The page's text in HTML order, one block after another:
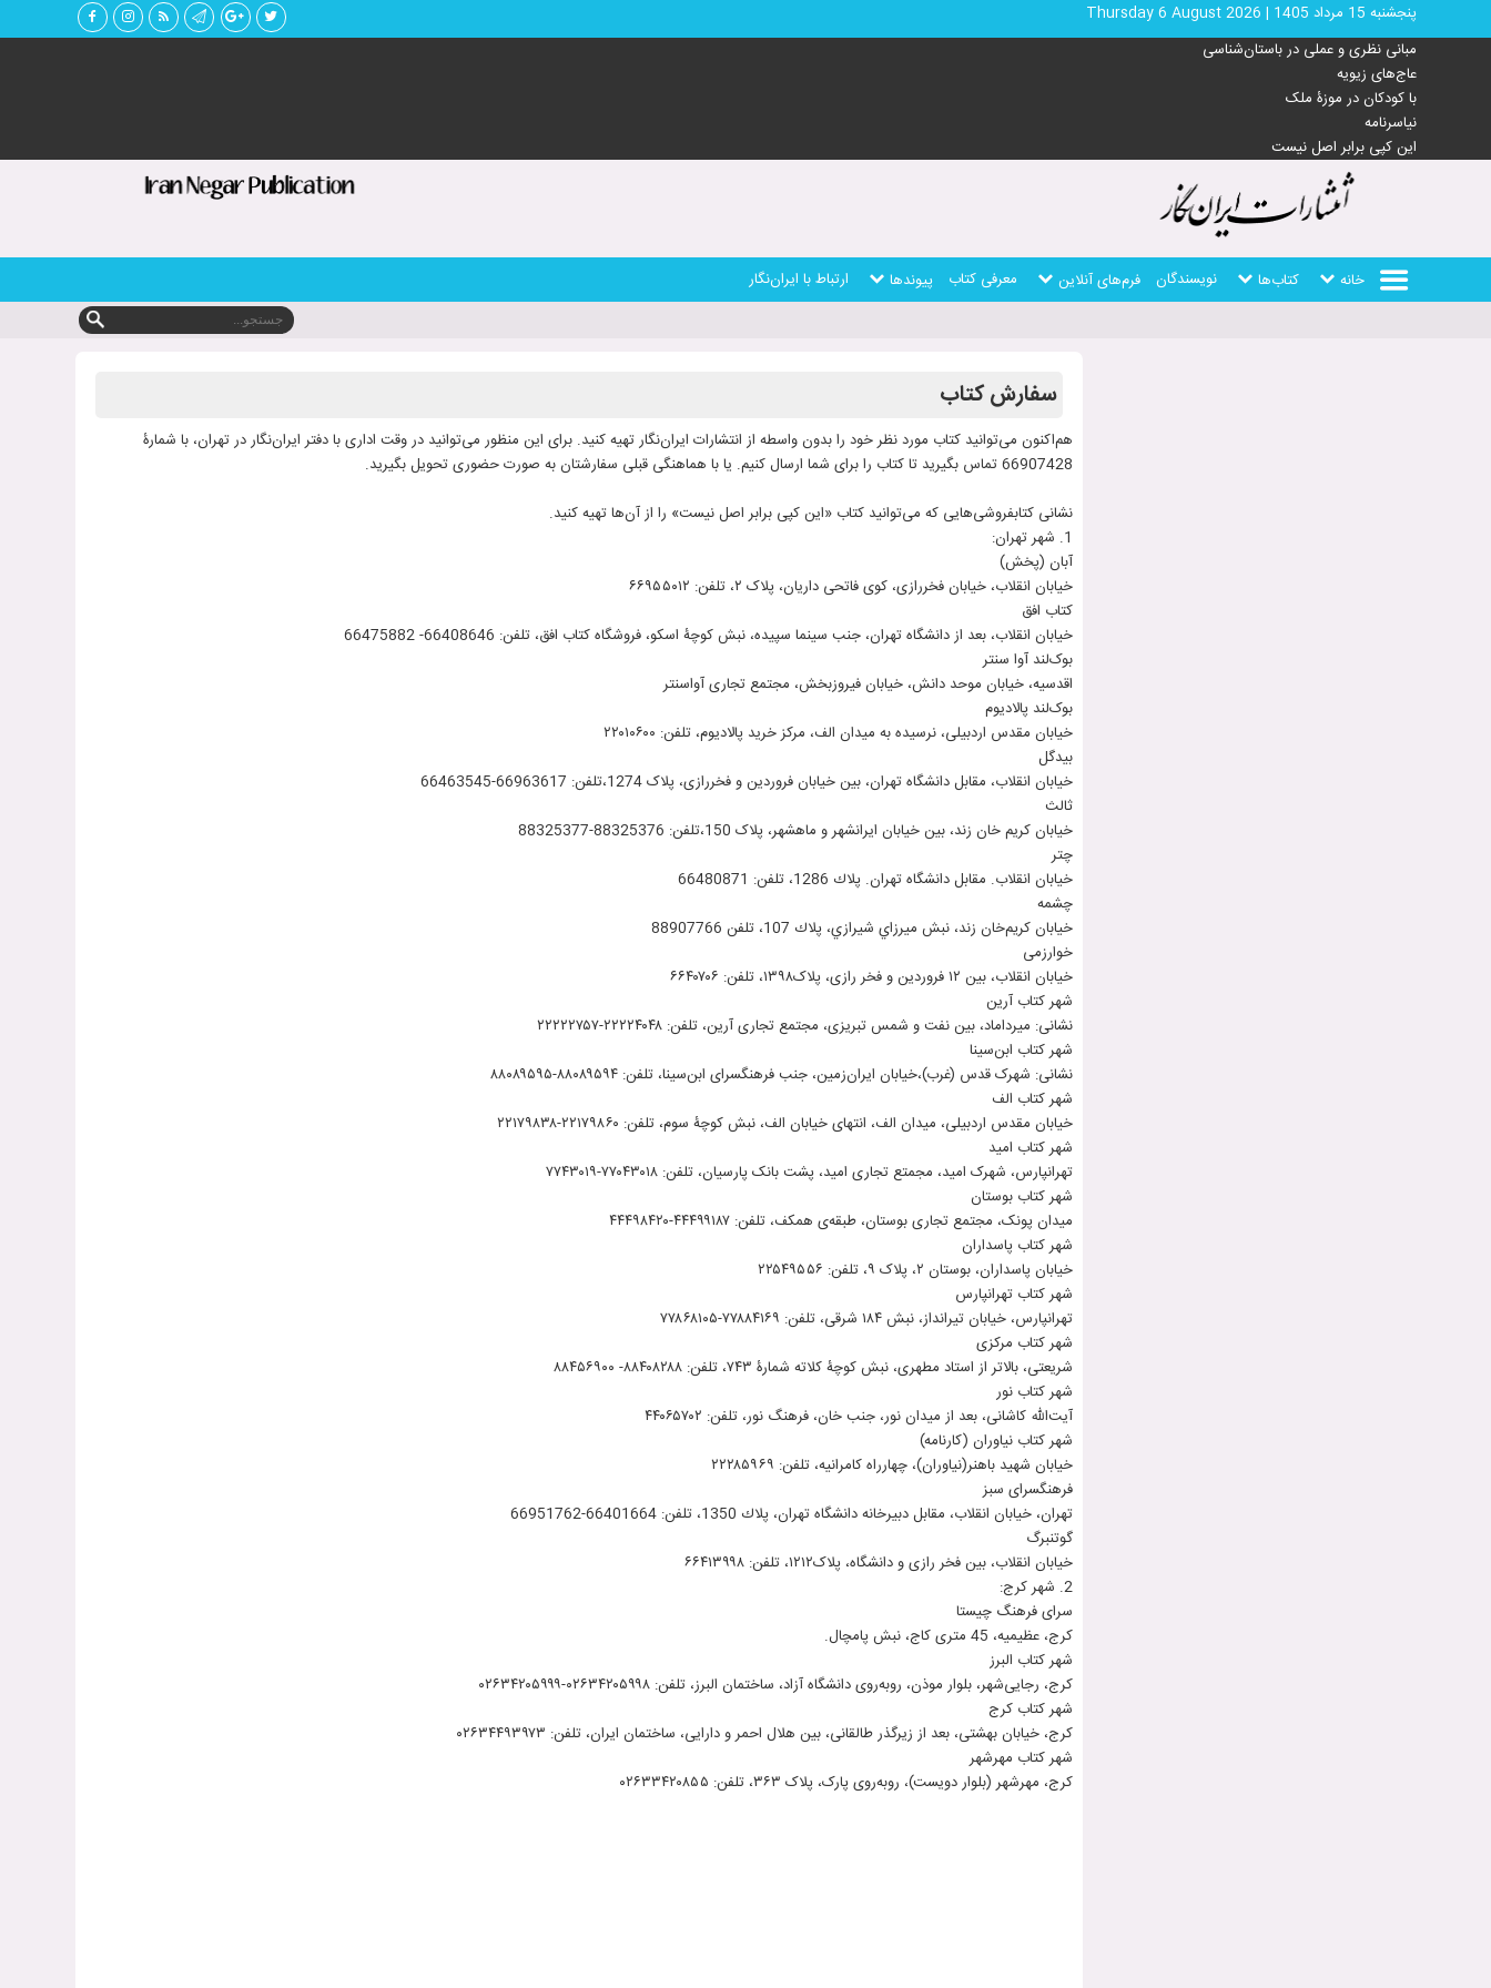
پنجشنبه 15 مرداد 1405 |
Thursday 6 August 2026
مبانی نظری و عملی در باستان‌شناسی
عاج‌های زیویه
با کودکان در موزۀ ملک
نیاسرنامه
این کپی برابر اصل نیست
خانه کتاب‌ها نویسندگان فرم‌های آنلاین معرفی کتاب پیوندها ارتباط با ایران‌نگار
سفارش کتاب
هم‌اکنون می‌توانید کتاب مورد نظر خود را بدون واسطه از انتشارات ایران‌نگار تهیه کنید. برای این منظور می‌توانید در وقت اداری با دفتر ایران‌نگار در تهران، با شمارۀ
66907428 تماس بگیرید تا کتاب را برای شما ارسال کنیم. یا با هماهنگی قبلی سفارشتان به صورت حضوری تحویل بگیرید.
نشانی کتابفروشی‌هایی که می‌توانید کتاب «این کپی برابر اصل نیست» را از آن‌ها تهیه کنید.
1. شهر تهران:
آبان (پخش)
خیابان انقلاب، خیابان فخررازی، کوی فاتحی داریان، پلاک ۲، تلفن: ۶۶۹۵۵۰۱۲
کتاب افق
خیابان انقلاب، بعد از دانشگاه تهران، جنب سینما سپیده، نبش كوچۀ اسكو، فروشگاه كتاب افق، تلفن: 66408646- 66475882
بوک‌لند آوا سنتر
اقدسیه، خیابان موحد دانش، خیابان فیروزبخش، مجتمع تجاری آواسنتر
بوک‌لند پالادیوم
خیابان مقدس اردبیلی، نرسیده به میدان الف، مرکز خرید پالادیوم، تلفن: ۲۲۰۱۰۶۰۰
بیدگل
خیابان انقلاب، مقابل دانشگاه تهران، بین خیابان فروردین و فخررازی، پلاک 1274،تلفن: 66963617-66463545
ثالث
خیابان کریم خان زند، بین خیابان ایرانشهر و ماهشهر، پلاک 150،تلفن: 88325376-88325377
چتر
خیابان انقلاب. مقابل‌ دانشگاه تهران. پلاك 1286، تلفن: 66480871
چشمه
خيابان كريم‌خان زند، نبش ميرزاي شيرازي، پلاك 107، تلفن 88907766
خوارزمی
خیابان انقلاب، بین ۱۲ فروردین و فخر رازی، پلاک۱۳۹۸، تلفن: ۶۶۴۰۷۰۶
شهر کتاب آرین
نشانی: میرداماد، بین نفت و شمس تبریزی، مجتمع تجاری آرین، تلفن: ۲۲۲۲۴۰۴۸-۲۲۲۲۲۷۵۷
شهر کتاب ابن‌سینا
نشانی: شهرک قدس (غرب)،خیابان ایران‌زمین، جنب فرهنگسرای ابن‌سینا، تلفن: ۸۸۰۸۹۵۹۴-۸۸۰۸۹۵۹۵
شهر کتاب الف
خیابان مقدس اردبیلی، میدان الف، انتهای خیابان الف، نبش کوچۀ سوم، تلفن: ۲۲۱۷۹۸۶۰-۲۲۱۷۹۸۳۸
شهر کتاب امید
تهرانپارس، شهرک امید، مجمتع تجاری امید، پشت بانک پارسیان، تلفن: ۷۷۰۴۳۰۱۸-۷۷۴۳۰۱۹
شهر کتاب بوستان
میدان پونک، مجتمع تجاری بوستان، طبقه‌ی همکف، تلفن: ۴۴۴۹۹۱۸۷-۴۴۴۹۸۴۲۰
شهر کتاب پاسداران
خیابان پاسداران، بوستان ۲، پلاک ۹، تلفن: ۲۲۵۴۹۵۵۶
شهر کتاب تهرانپارس
تهرانپارس، خیابان تیرانداز، نبش ۱۸۴ شرقی، تلفن: ۷۷۸۸۴۱۶۹-۷۷۸۶۸۱۰۵
شهر کتاب مرکزی
شریعتی، بالاتر از استاد مطهری، نبش کوچۀ کلاته شمارۀ ۷۴۳، تلفن: ۸۸۴۰۸۲۸۸- ۸۸۴۵۶۹۰۰
شهر کتاب نور
آیت‌الله کاشانی، بعد از میدان نور، جنب خان، ‌فرهنگ نور، تلفن: ۴۴۰۶۵۷۰۲
شهر کتاب نیاوران (کارنامه)
خیابان شهید باهنر(نیاوران)، چهارراه کامرانیه، تلفن: ۲۲۲۸۵۹۶۹
فرهنگسرای سبز
تهران، خيابان انقلاب، مقابل دبيرخانه دانشگاه تهران، پلاك 1350، تلفن: 66401664-66951762
گوتنبرگ
خیابان انقلاب، بین فخر رازی و دانشگاه، پلاک۱۲۱۲، تلفن: ۶۶۴۱۳۹۹۸
2. شهر کرج:
سرای فرهنگ چیستا
کرج، عظیمیه، 45 متری کاج، نبش پامچال.
شهر کتاب البرز
کرج، رجایی‌شهر، بلوار موذن، روبه‌روی دانشگاه آزاد، ساختمان البرز، تلفن: ۰۲۶۳۴۲۰۵۹۹۸-۰۲۶۳۴۲۰۵۹۹۹
شهر کتاب کرج
کرج، خیابان بهشتی، بعد از زیرگذر طالقانی، بین هلال احمر و دارایی، ساختمان ایران، تلفن: ۰۲۶۳۴۴۹۳۹۷۳
شهر کتاب مهرشهر
کرج، مهرشهر (بلوار دویست)، روبه‌روی پارک، پلاک ۳۶۳، تلفن: ۰۲۶۳۳۴۲۰۸۵۵